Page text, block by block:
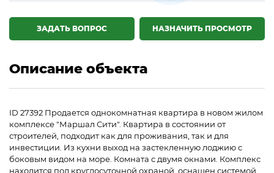
НАЗНАЧИТЬ ПРОСМОТР
ЗАДАТЬ ВОПРОС
Описание объекта
ID 27392 Продается однокомнатная квартира в новом жилом
комплексе "Маршал Сити". Квартира в состоянии от
строителей, подходит как для проживания, так и для
инвестиции. Из кухни выход на застекленную лоджию с
боковым видом на море. Комната с двумя окнами. Комплекс
находится под круглосуточной охраной, оснащен системой